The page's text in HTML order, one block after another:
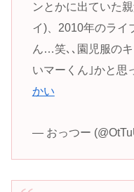
ンとかに出ていた
イ)、2010年のライ
ん…笑､､園児服の
いマーくん｣かと思
かい
— おっつー